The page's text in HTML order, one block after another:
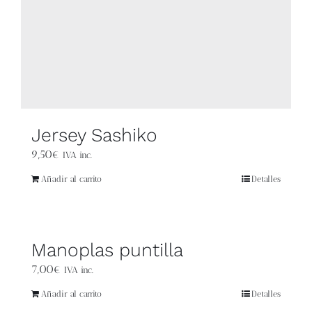
Carrito
Jersey Sashiko
9,50€ IVA inc.
Añadir al carrito Detalles
Manoplas puntilla
7,00€ IVA inc.
Añadir al carrito Detalles